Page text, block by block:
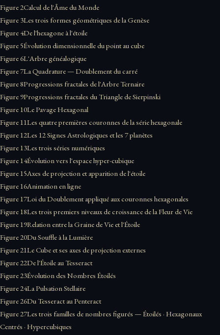
Figure 2Calcul de l'Âme du Monde
Figure 3Les trois formes géométriques de la Genèse
Figure 4De l'hexagone à l'étoile
Figure 5Évolution dimensionnelle du point au cube
Figure 6L'Arbre généalogique
Figure 7La Quadrature — Doublement du carré
Figure 8Progressions fractales de l'Arbre Ternaire
Figure 9Progressions fractales du Triangle de Sierpinski
Figure 10Le Pavage Hexagonal
Figure 11Les quatre premières couronnes de la série hexagonale
Figure 12Les 12 Signes Astrologiques et les 7 planètes
Figure 13Les trois séries numériques
Figure 14Évolution vers l'espace hyper-cubique
Figure 15Axes de projection et apparition de l'étoile
Figure 16Animation en ligne
Figure 17Loi du Doublement appliqué aux couronnes hexagonales
Figure 18Les trois premiers niveaux de croissance de la Fleur de Vie
Figure 19Relation entre la Graine de Vie et l'Étoile
Figure 20Du Souffle à la Lumière
Figure 21Le Cube et ses axes de projection externes
Figure 22De l'Étoile au Tesseract
Figure 23Évolution des Nombres Étoilés
Figure 24La Pulsation Stellaire
Figure 26Du Tesseract au Penteract
Figure 27Les trois familles de nombres figurés — Étoilés · Hexagonaux
Centrés · Hypercubiques